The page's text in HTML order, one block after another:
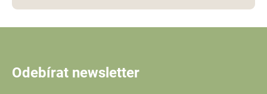
Odebírat newsletter